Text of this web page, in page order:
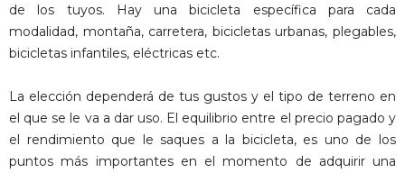
de los tuyos. Hay una bicicleta específica para cada
modalidad, montaña, carretera, bicicletas urbanas, plegables,
bicicletas infantiles, eléctricas etc.
La elección dependerá de tus gustos y el tipo de terreno en
el que se le va a dar uso. El equilibrio entre el precio pagado y
el rendimiento que le saques a la bicicleta, es uno de los
puntos más importantes en el momento de adquirir una